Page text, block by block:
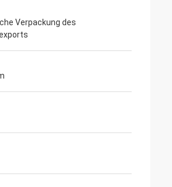
Verpackung des